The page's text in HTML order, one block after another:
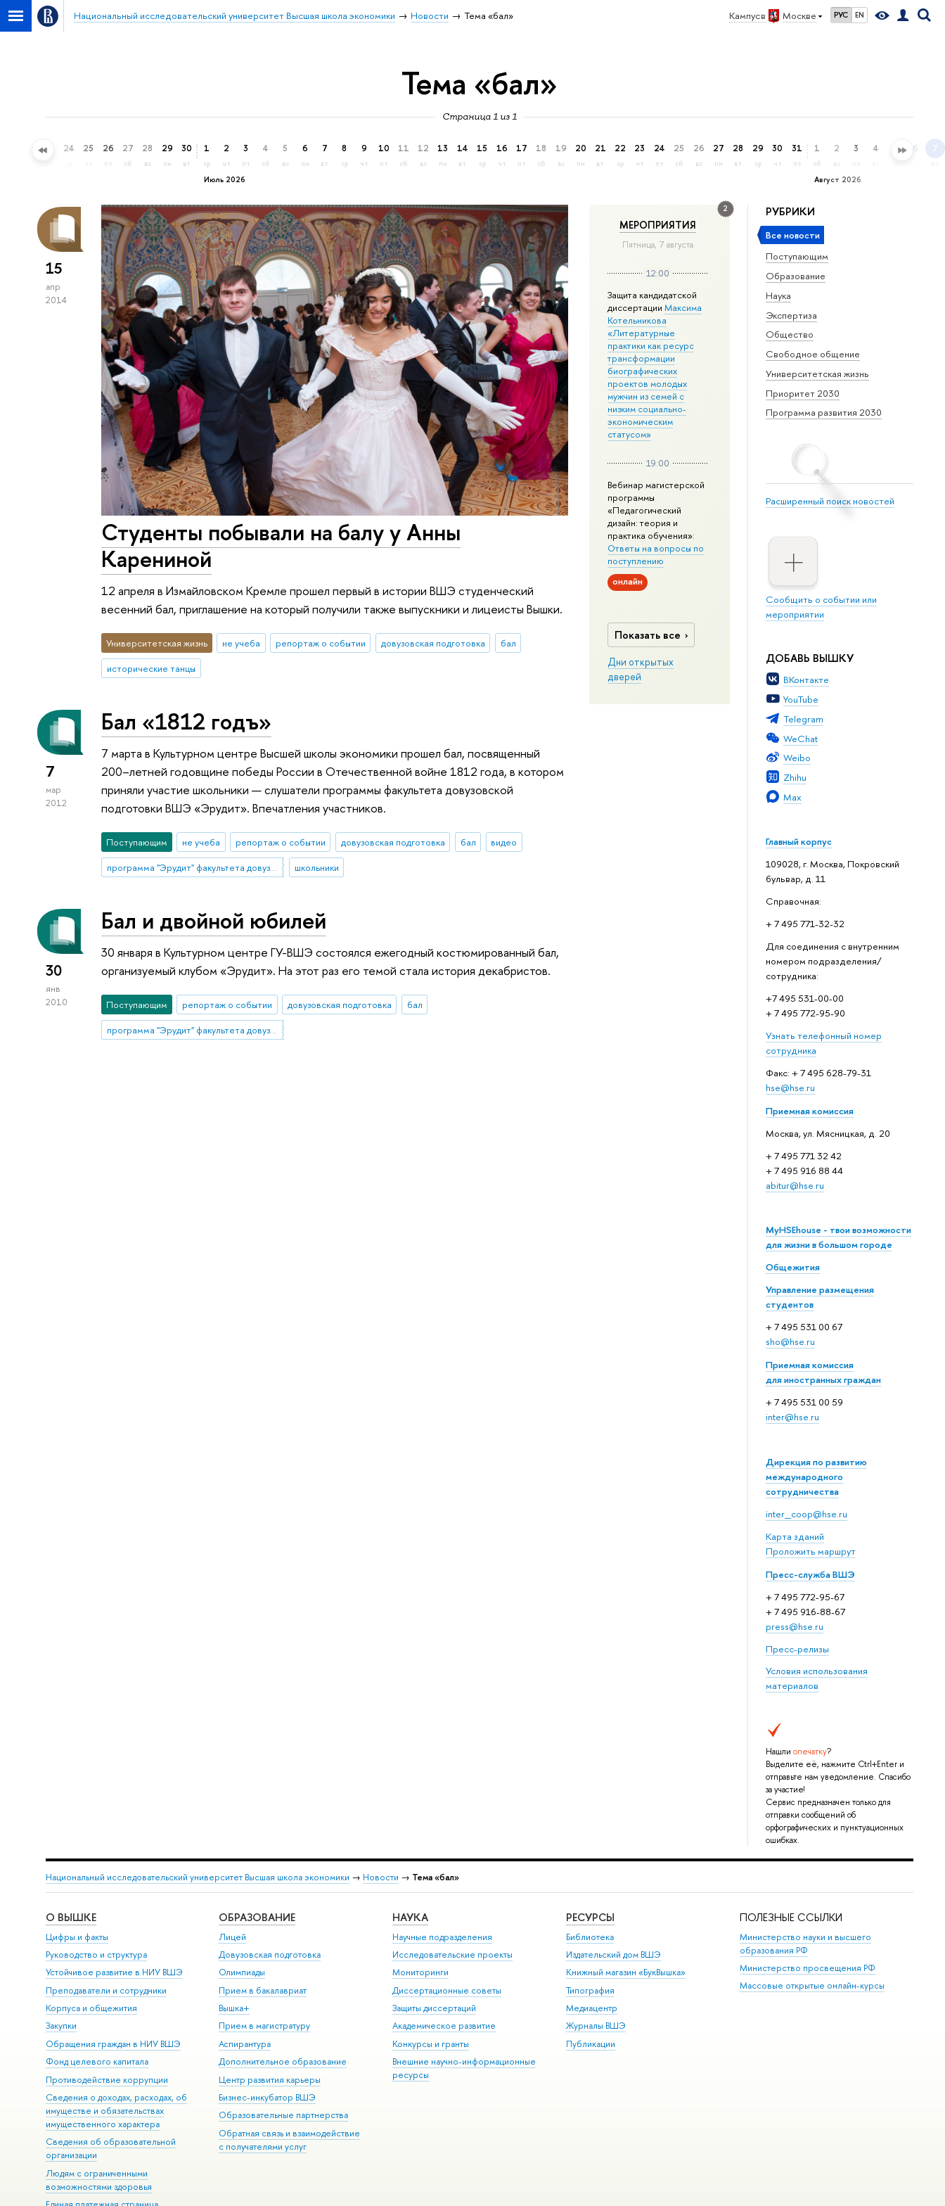
Кампус в Москве РУС EN
Национальный исследовательский университет Высшая школа экономики Новости Тема «бал»
Тема «бал»
Страница 1 из 1
23 24 25 26
пт
27
сб
28
вс
29
пн
30
вт
Июль 2026
1
ср
2
чт
3
пт
4
сб
5
вс
6
пн
7
вт
8
ср
9
чт
10
пт
11
сб
12
вс
13
пн
14
вт
15
ср
16
чт
17
пт
18
сб
19
вс
20
пн
21
вт
22
ср
23
чт
24
пт
25
сб
26
вс
27
пн
28
вт
29
ср
30
чт
31
пт
Август 2026
1
сб
2
вс
3 4 5 6 7
пт
РУБРИКИ
Все новости
Поступающим
Образование
Наука
Экспертиза
Общество
Свободное общение
Университетская жизнь
Приоритет 2030
Программа развития 2030
Расширенный поиск новостей
Сообщить о событии или
мероприятии
ДОБАВЬ ВЫШКУ
ВКонтакте
YouTube
Telegram
WeChat
Weibo
Zhihu
Max
Главный корпус
109028, г. Москва, Покровский
бульвар, д. 11
Справочная:
+ 7 495 771-32-32
Для соединения с внутренним
номером подразделения/
сотрудника:
+7 495 531-00-00
+ 7 495 772-95-90
Узнать телефонный номер
сотрудника
Факс: + 7 495 628-79-31
hse@hse.ru
Приемная комиссия
Москва, ул. Мясницкая, д. 20
+ 7 495 771 32 42
+ 7 495 916 88 44
abitur@hse.ru
MyHSEhouse - твои возможности
для жизни в большом городе
Общежития
Управление размещения
студентов
+ 7 495 531 00 67
sho@hse.ru
Приемная комиссия
для иностранных граждан
+ 7 495 531 00 59
inter@hse.ru
Дирекция по развитию
международного
сотрудничества
inter_coop@hse.ru
Карта зданий
Проложить маршрут
Пресс-служба ВШЭ
+ 7 495 772-95-67
+ 7 495 916-88-67
press@hse.ru
Пресс-релизы
Условия использования
материалов
Нашли опечатку?
Выделите её, нажмите Ctrl+Enter и
отправьте нам уведомление. Спасибо
за участие!
Сервис предназначен только для
отправки сообщений об
орфографических и пунктуационных
ошибках.
2
МЕРОПРИЯТИЯ
Пятница, 7 августа
12:00
Защита кандидатской
диссертации Максима
Котельникова
«Литературные
практики как ресурс
трансформации
биографических
проектов молодых
мужчин из семей с
низким социально-
экономическим
статусом»
19:00
Вебинар магистерской
программы
«Педагогический
дизайн: теория и
практика обучения»:
Ответы на вопросы по
поступлению
онлайн
Показать все
Дни открытых
дверей
15
апр
2014
Студенты побывали на балу у Анны
Карениной
12 апреля в Измайловском Кремле прошел первый в истории ВШЭ студенческий
весенний бал, приглашение на который получили также выпускники и лицеисты Вышки.
Университетская жизнь не учеба репортаж о событии довузовская подготовка
бал
исторические танцы
7
мар
2012
Бал «1812 годъ»
7 марта в Культурном центре Высшей школы экономики прошел бал, посвященный
200–летней годовщине победы России в Отечественной войне 1812 года, в котором
приняли участие школьники — слушатели программы факультета довузовской
подготовки ВШЭ «Эрудит». Впечатления участников.
Поступающим не учеба репортаж о событии довузовская подготовка бал
видео
программа "Эрудит" факультета довузовской подготовки
школьники
30
янв
2010
Бал и двойной юбилей
30 января в Культурном центре ГУ-ВШЭ состоялся ежегодный костюмированный бал,
организуемый клубом «Эрудит». На этот раз его темой стала история декабристов.
Поступающим репортаж о событии довузовская подготовка
бал
программа "Эрудит" факультета довузовской подготовки
Национальный исследовательский университет Высшая школа экономики → Новости → Тема «бал»
О ВЫШКЕ
Цифры и факты
Руководство и структура
Устойчивое развитие в НИУ ВШЭ
Преподаватели и сотрудники
Корпуса и общежития
Закупки
Обращения граждан в НИУ ВШЭ
Фонд целевого капитала
Противодействие коррупции
Сведения о доходах, расходах, об
имуществе и обязательствах
имущественного характера
Сведения об образовательной
организации
Людям с ограниченными
возможностями здоровья
ОБРАЗОВАНИЕ
Лицей
Довузовская подготовка
Олимпиады
Прием в бакалавриат
Вышка+
Прием в магистратуру
Аспирантура
Дополнительное образование
Центр развития карьеры
Бизнес-инкубатор ВШЭ
Образовательные партнерства
Обратная связь и взаимодействие
с получателями услуг
НАУКА
Научные подразделения
Исследовательские проекты
Мониторинги
Диссертационные советы
Защиты диссертаций
Академическое развитие
Конкурсы и гранты
Внешние научно-информационные
ресурсы
РЕСУРСЫ
Библиотека
Издательский дом ВШЭ
Книжный магазин «БукВышка»
Типография
Медиацентр
Журналы ВШЭ
Публикации
ПОЛЕЗНЫЕ ССЫЛКИ
Министерство науки и высшего
образования РФ
Министерство просвещения РФ
Массовые открытые онлайн-курсы